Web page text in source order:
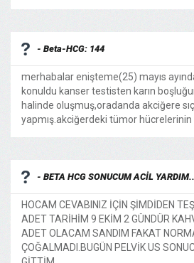
- Beta-HCG: 144
merhabalar enişteme(25) mayıs
konuldu kanser testisten karın
halinde oluşmuş,oradanda akciğere
yapmış.akciğerdeki tümor hücrelerinin ...
- BETA HCG SONUCUM ACİL
HOCAM CEVABINIZ İÇİN ŞİMDİDEN
ADET TARİHİM 9 EKİM 2 GÜNDÜR
ADET OLACAM SANDIM FAKAT
ÇOĞALMADI.BUGÜN PELVİK US